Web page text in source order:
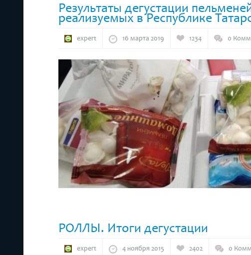
Результаты дегустации
реализуемых в Республике
expert 16 марта 2019 1234 0
РОЛЛЫ. Итоги дегустации
expert 4 ноября 2015 2402 0